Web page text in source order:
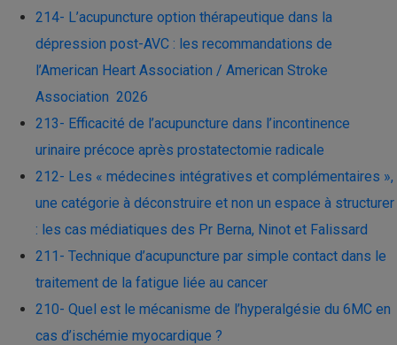
214- L’acupuncture option thérapeutique dans la
dépression post-AVC : les recommandations de
l’American Heart Association / American Stroke
Association 2026
213- Efficacité de l’acupuncture dans l’incontinence
urinaire précoce après prostatectomie radicale
212- Les « médecines intégratives et complémentaires »,
une catégorie à déconstruire et non un espace à structurer
: les cas médiatiques des Pr Berna, Ninot et Falissard
211- Technique d’acupuncture par simple contact dans le
traitement de la fatigue liée au cancer
210- Quel est le mécanisme de l’hyperalgésie du 6MC en
cas d’ischémie myocardique ?